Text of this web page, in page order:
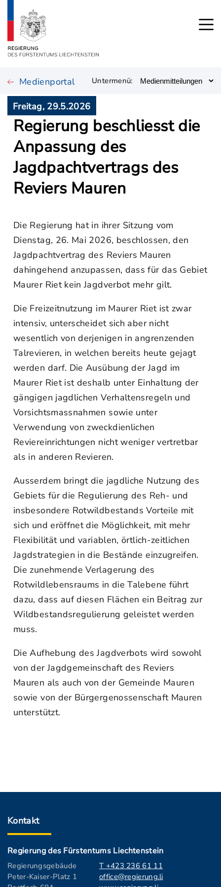
Medienportal Untermenü:
Freitag, 29.5.2026
Regierung beschliesst die
Anpassung des
Jagdpachtvertrags des
Reviers Mauren
Die Regierung hat in ihrer Sitzung vom
Dienstag, 26. Mai 2026, beschlossen, den
Jagdpachtvertrag des Reviers Mauren
dahingehend anzupassen, dass für das Gebiet
Maurer Riet kein Jagdverbot mehr gilt.
Die Freizeitnutzung im Maurer Riet ist zwar
intensiv, unterscheidet sich aber nicht
wesentlich von derjenigen in angrenzenden
Talrevieren, in welchen bereits heute gejagt
werden darf. Die Ausübung der Jagd im
Maurer Riet ist deshalb unter Einhaltung der
gängigen jagdlichen Verhaltensregeln und
Vorsichtsmassnahmen sowie unter
Verwendung von zweckdienlichen
Reviereinrichtungen nicht weniger vertretbar
als in anderen Revieren.
Ausserdem bringt die jagdliche Nutzung des
Gebiets für die Regulierung des Reh- und
insbesondere Rotwildbestands Vorteile mit
sich und eröffnet die Möglichkeit, mit mehr
Flexibilität und variablen, örtlich-zeitlichen
Jagdstrategien in die Bestände einzugreifen.
Die zunehmende Verlagerung des
Rotwildlebensraums in die Talebene führt
dazu, dass auf diesen Flächen ein Beitrag zur
Wildbestandsregulierung geleistet werden
muss.
Die Aufhebung des Jagdverbots wird sowohl
von der Jagdgemeinschaft des Reviers
Mauren als auch von der Gemeinde Mauren
sowie von der Bürgergenossenschaft Mauren
unterstützt.
Kontakt
Regierung des Fürstentums Liechtenstein
Regierungsgebäude
Peter-Kaiser-Platz 1
T +423 236 61 11
office@regierung.li